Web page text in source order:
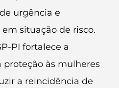
urgência e
situação de risco.
PI fortalece a
proteção às mulheres
a reincidência de